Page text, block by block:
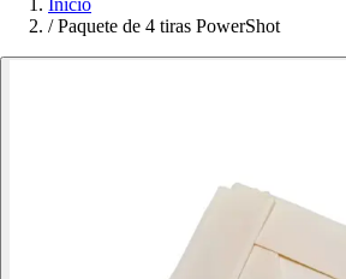
/ Paquete de 4 tiras PowerShot